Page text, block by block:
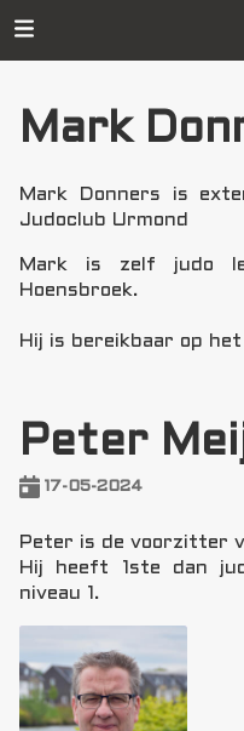
Mark
Mark Donners is
Judoclub Urmond
Mark is zelf judo
Hoensbroek.
Hij is bereikbaar op
Peter
17-05-2024
Peter is de voorzitter
Hij heeft 1ste dan
niveau 1.